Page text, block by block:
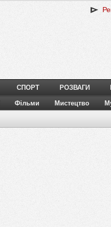
СПОРТ РОЗВАГИ
Фільми Мистецтво